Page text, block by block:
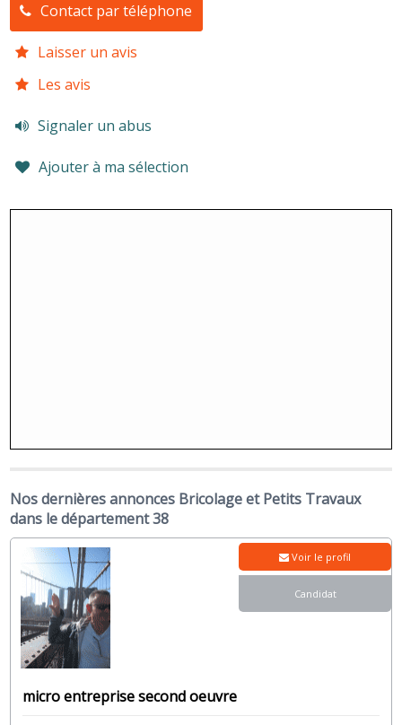
Contact par téléphone
Laisser un avis
Les avis
Signaler un abus
Ajouter à ma sélection
Nos dernières annonces Bricolage et Petits Travaux
dans le département 38
micro entreprise second oeuvre
Voir le profil
Candidat